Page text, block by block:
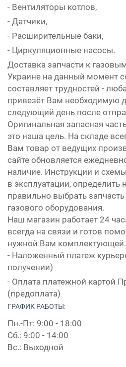
- Вентиляторы котлов,
- Датчики,
- Расширительные баки,
- Циркуляционные насосы.
Доставка запчасти к
Украине на данный момент
составляет трудностей -
привезёт Вам необходимую
следующий день после
Оригинальная запасная
это наша цель. На складе
Вам товар от ведущих
сайте обновляется
наличие. Инструкции и
в эксплуатации, определить
правильно выбрать
газового оборудования.
Наш магазин работает 24
всегда на связи и готов
нужной Вам
- Наложенный платеж
получении)
- Оплата платежной картой
(предоплата)
ГРАФИК РАБОТЫ:
Пн.-Пт: 9:00 - 18:00
Сб.: 9:00 - 14:00
Вс.: Выходной